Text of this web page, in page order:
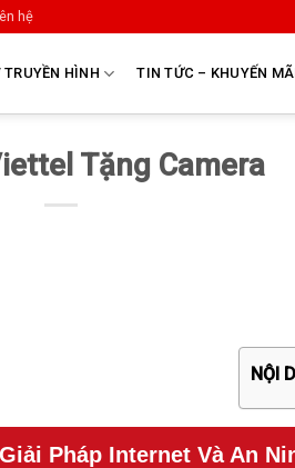
hệ
HÌNH TIN TỨC – KHUYẾN
Tặng Camera
NỘI
Pháp Internet Và An